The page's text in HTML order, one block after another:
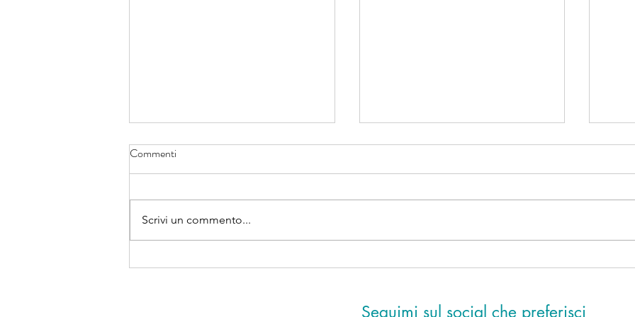
Da oggi si apre un cammino
Mancano sei giorni alla notte di
Ho
Commenti
Scrivi un commento...
Seguimi sul social che preferisci